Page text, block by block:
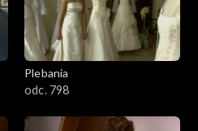
Plebania
odc. 798